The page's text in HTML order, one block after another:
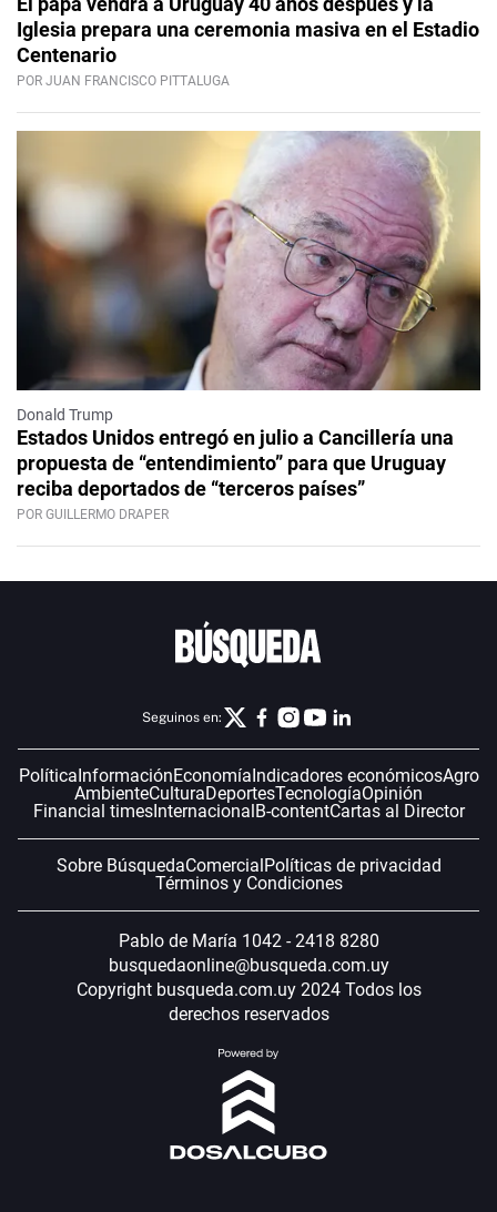
Iglesia prepara una ceremonia masiva en el Estadio
Centenario
POR JUAN FRANCISCO PITTALUGA
Donald Trump
Estados Unidos entregó en julio a Cancillería una
propuesta de “entendimiento” para que Uruguay
reciba deportados de “terceros países”
POR GUILLERMO DRAPER
Seguinos en:
PolíticaInformaciónEconomíaIndicadores económicosAgro
AmbienteCulturaDeportesTecnologíaOpinión
Financial timesInternacionalB-contentCartas al Director
Sobre BúsquedaComercialPolíticas de privacidad
Términos y Condiciones
Pablo de María 1042 - 2418 8280
busquedaonline@busqueda.com.uy
Copyright busqueda.com.uy 2024 Todos los
derechos reservados